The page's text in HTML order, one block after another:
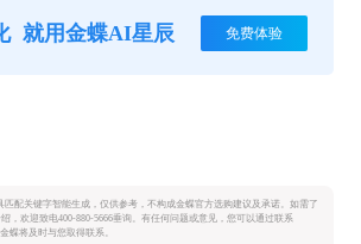
就用金蝶AI星辰 免费体验
配关键字智能生成，仅供参考，不构成金蝶官方选购建议及承诺。如需了
，欢迎致电400-880-5666垂询。有任何问题或意见，您可以通过联系
蝶将及时与您取得联系。